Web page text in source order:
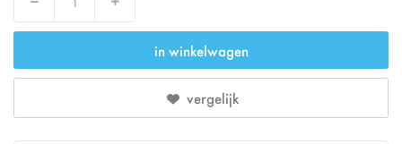
Verlaag Verhoog
in winkelwagen
vergelijk